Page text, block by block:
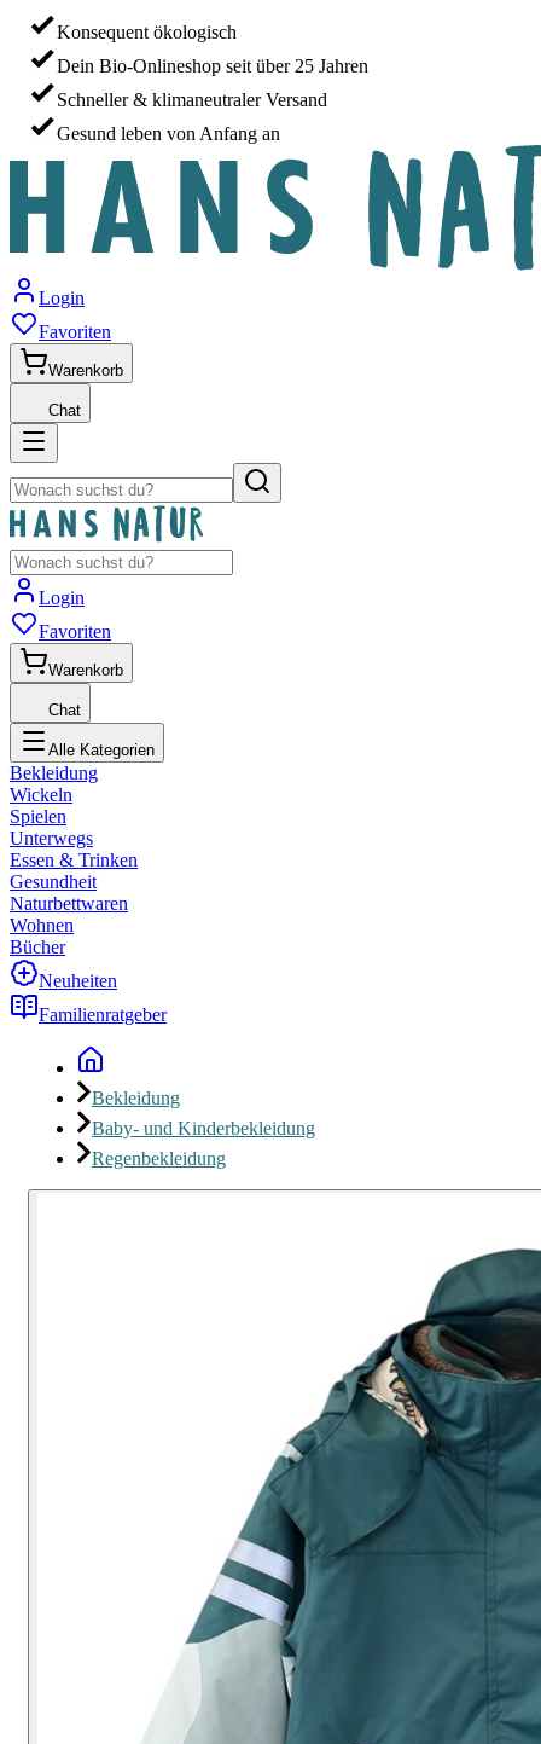
Konsequent ökologisch
Dein Bio-Onlineshop seit über 25 Jahren
Schneller & klimaneutraler Versand
Gesund leben von Anfang an
Login
Favoriten
Warenkorb
Chat
Login
Favoriten
Warenkorb
Chat
Alle Kategorien
Bekleidung
Wickeln
Spielen
Unterwegs
Essen & Trinken
Gesundheit
Naturbettwaren
Wohnen
Bücher
Neuheiten
Familienratgeber
Bekleidung
Baby- und Kinderbekleidung
Regenbekleidung